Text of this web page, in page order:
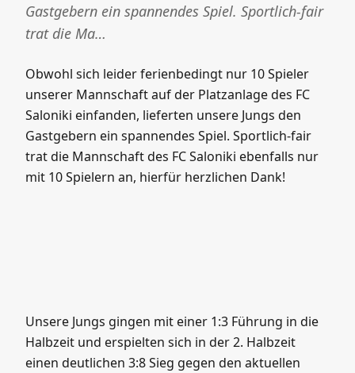
Gastgebern ein spannendes Spiel. Sportlich-fair
trat die Ma…
Obwohl sich leider ferienbedingt nur 10 Spieler
unserer Mannschaft auf der Platzanlage des FC
Saloniki einfanden, lieferten unsere Jungs den
Gastgebern ein spannendes Spiel. Sportlich-fair
trat die Mannschaft des FC Saloniki ebenfalls nur
mit 10 Spielern an, hierfür herzlichen Dank!
Unsere Jungs gingen mit einer 1:3 Führung in die
Halbzeit und erspielten sich in der 2. Halbzeit
einen deutlichen 3:8 Sieg gegen den aktuellen